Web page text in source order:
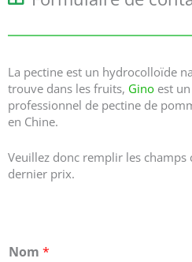
La pectine est un hydrocolloïde
trouve dans les fruits, Gino est
professionnel de pectine de
en Chine.
Veuillez donc remplir les
dernier prix.
Nom *